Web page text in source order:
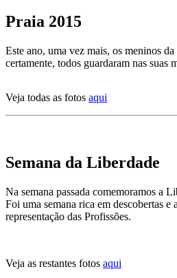
Praia 2015
Este ano, uma vez mais, os meninos
certamente, todos guardaram nas suas
Veja todas as fotos aqui
Semana da Liberdade
Na semana passada comemoramos a
Foi uma semana rica em descobertas
representação das Profissões.
Veja as restantes fotos aqui